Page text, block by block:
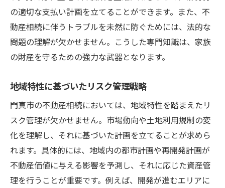
の適切な支払い計画を立てることができます。また、不
動産相続に伴うトラブルを未然に防ぐためには、法的な
問題の理解が欠かせません。こうした専門知識は、家族
の財産を守るための強力な武器となります。
地域特性に基づいたリスク管理戦略
門真市の不動産相続においては、地域特性を踏まえたリ
スク管理が欠かせません。市場動向や土地利用規制の変
化を理解し、それに基づいた計画を立てることが求めら
れます。具体的には、地域内の都市計画や再開発計画が
不動産価値に与える影響を予測し、それに応じた資産管
理を行うことが重要です。例えば、開発が進むエリアに